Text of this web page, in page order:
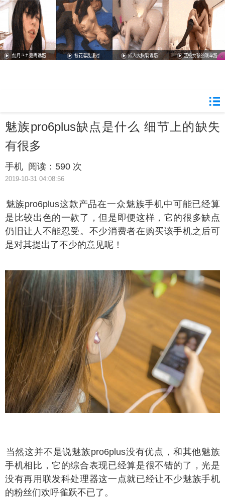
魅族pro6plus缺点是什么 细节上的缺失
有很多
手机 阅读： 590 次
2019-10-31 04:08:56
pro6plus这款产品在一众魅族手机中可能已经算
是比较出色的一款了，但是即便这样，它的很多缺点
仍旧让人不能忍受。不少消费者在购买该手机之后可
是对其提出了不少的意见呢！
这并不是说魅族pro6plus没有优点，和其他魅族
手机相比，它的综合表现已经算是很不错的了，光是
没有再用联发科处理器这一点就已经让不少魅族手机
的粉丝们欢呼雀跃不已了。